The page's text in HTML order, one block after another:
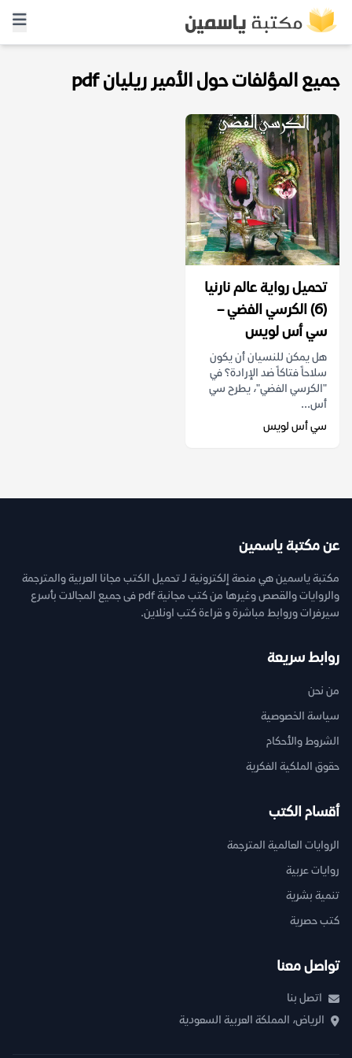
جميع المؤلفات حول الأمير ريليان pdf
تحميل رواية عالم نارنيا
(6) الكرسي الفضي –
سي أس لويس
هل يمكن للنسيان أن يكون
سلاحاً فتاكاً ضد الإرادة؟ في
"الكرسي الفضي"، يطرح سي
أس...
سي أس لويس
عن مكتبة ياسمين
مكتبة ياسمين هي منصة إلكترونية لـ تحميل الكتب مجانا العربية والمترجمة
والروايات والقصص وغيرها من كتب مجانية pdf فى جميع المجالات بأسرع
سيرفرات وروابط مباشرة و قراءة كتب اونلاين.
روابط سريعة
من نحن
سياسة الخصوصية
الشروط والأحكام
حقوق الملكية الفكرية
أقسام الكتب
الروايات العالمية المترجمة
روايات عربية
تنمية بشرية
كتب حصرية
تواصل معنا
اتصل بنا
الرياض، المملكة العربية السعودية